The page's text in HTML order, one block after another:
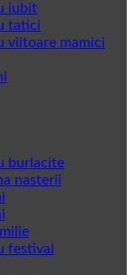
iubit
tatici
viitoare mamici
burlacite
nasterii
festival